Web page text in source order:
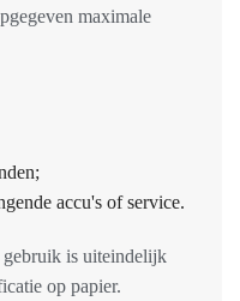
maximale
accu's of service.
is uiteindelijk
op papier.